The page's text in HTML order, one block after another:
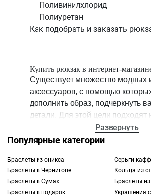
Поливинилхлорид
Полиуретан
Как подобрать и заказать
Купить рюкзак в интернет-
Существует множество модных
аксессуаров, с помощью
дополнить образ, подчеркнуть
детали. Для этой цели подходят
шарфы, но и классическиесумки
рюкзаки купить тоже можно,
отлично выполняют свою
— переноска различных вещей,
ноутбука.
Развернуть
Популярные категории
Браслеты из оникса
Браслеты в Чернигове
Браслеты в Сумах
Браслеты в подарок
Серьги
Кольца из
Браслеты из
Украшения